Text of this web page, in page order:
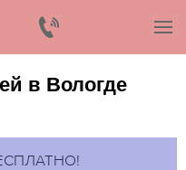
в Вологде